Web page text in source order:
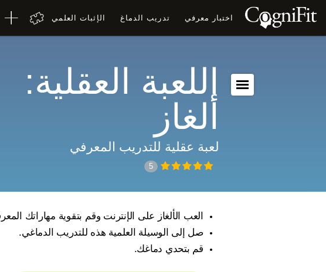
اختبار معرفي تدريب الدماغ الإثبات العلمي
اللعبة العقلية:
ألغاز
لعبة عقلية للتدريب المعرفي
5
العب الألغاز على الإنترنت وقم بتقوية مهاراتك
صل إلى الوسيلة العلمية هذه للتدريب الدماغي.
قم بتحدي دماغك.